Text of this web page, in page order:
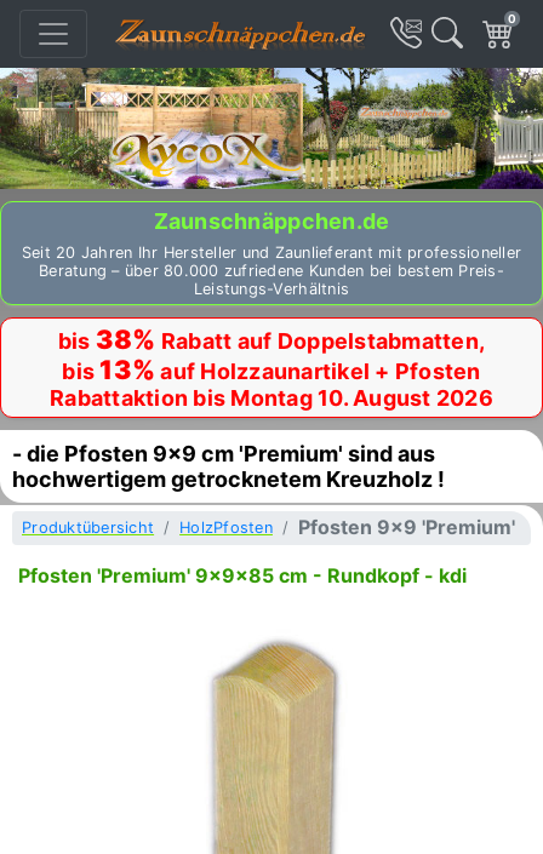
0
Zaunschnäppchen.de
Seit 20 Jahren Ihr Hersteller und Zaunlieferant mit professioneller
Beratung – über 80.000 zufriedene Kunden bei bestem Preis-
Leistungs-Verhältnis
bis 38% Rabatt auf Doppelstabmatten,
bis 13% auf Holzzaunartikel + Pfosten
Rabattaktion bis Montag 10. August 2026
- die Pfosten 9x9 cm 'Premium' sind aus
hochwertigem getrocknetem Kreuzholz !
Produktübersicht HolzPfosten Pfosten 9x9 'Premium'
Pfosten 'Premium' 9x9x85 cm - Rundkopf - kdi